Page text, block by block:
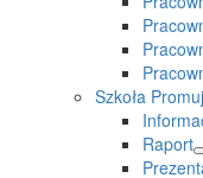
Szkoła
Raport